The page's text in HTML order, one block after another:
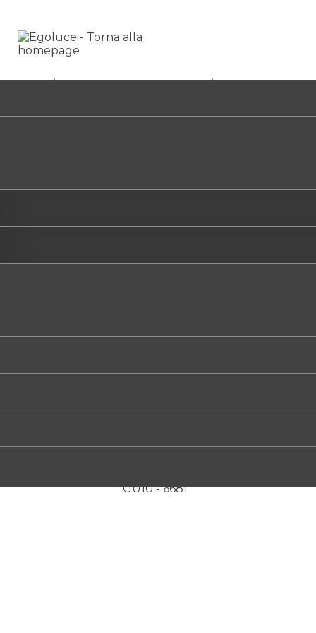
HOME/GEKO MINI ADJUSTABLE GU10/6681